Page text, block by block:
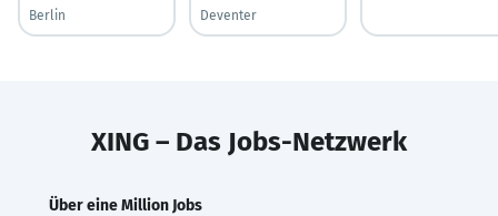
Berlin
Deventer
XING – Das Jobs-Netzwerk
Über eine Million Jobs